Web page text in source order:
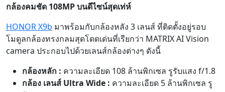
กล้องคมชัด 108MP บนดีไซน์สุดเท่ห์
HONOR X9b มาพร้อมกับกล้องหลัง 3 เลนส์ ที่ติดตั้งอยู่รอบ
โมดูลกล้องทรงกลมสุดโดดเด่นที่เรียกว่า MATRIX AI Vision
camera ประกอบไปด้วยเลนส์กล้องต่างๆ ดังนี้
กล้องหลัก : ความละเอียด 108 ล้านพิกเซล รูรับแสง f/1.8
กล้อง เลนส์ Ultra Wide : ความละเอียด 5 ล้านพิกเซล รู